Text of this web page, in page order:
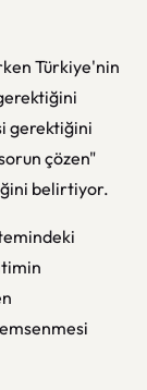
Türkiye'nin
gerektiğini
çözen"
belirtiyor.